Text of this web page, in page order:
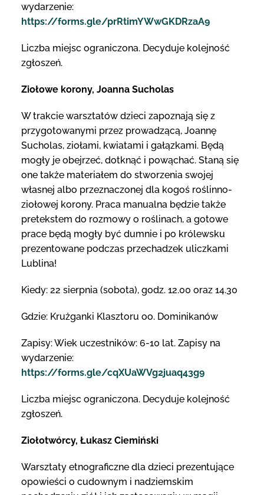
wydarzenie:
https://forms.gle/prRtimYWwGKDRzaA9
Liczba miejsc ograniczona. Decyduje kolejność
zgłoszeń.
Ziołowe korony, Joanna Sucholas
W trakcie warsztatów dzieci zapoznają się z
przygotowanymi przez prowadzącą, Joannę
Sucholas, ziołami, kwiatami i gałązkami. Będą
mogły je obejrzeć, dotknąć i powąchać. Staną się
one także materiałem do stworzenia swojej
własnej albo przeznaczonej dla kogoś roślinno-
ziołowej korony. Praca manualna będzie także
pretekstem do rozmowy o roślinach, a gotowe
prace będą mogły być dumnie i po królewsku
prezentowane podczas przechadzek uliczkami
Lublina!
Kiedy: 22 sierpnia (sobota), godz. 12.00 oraz 14.30
Gdzie: Krużganki Klasztoru oo. Dominikanów
Zapisy: Wiek uczestników: 6-10 lat. Zapisy na
wydarzenie:
https://forms.gle/cqXUaWVg2juaq43g9
Liczba miejsc ograniczona. Decyduje kolejność
zgłoszeń.
Ziołotwórcy, Łukasz Ciemiński
Warsztaty etnograficzne dla dzieci prezentujące
opowieści o cudownym i nadziemskim